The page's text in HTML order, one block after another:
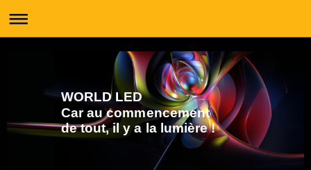
WORLD LED
Car au commencement
de tout, il y a la lumière !